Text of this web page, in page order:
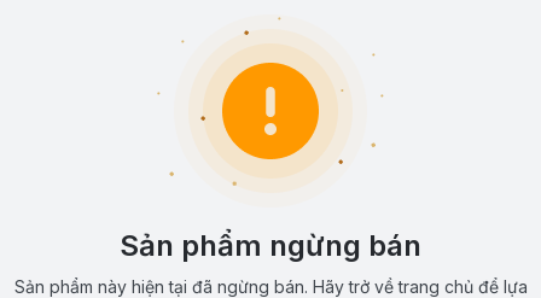
Sản phẩm ngừng bán
Sản phẩm này hiện tại đã ngừng bán. Hãy trở về trang chủ để lựa